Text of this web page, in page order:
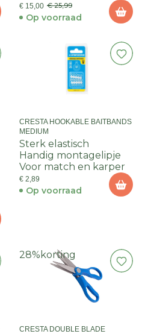
€ 15,00 € 25,99
Op voorraad
CRESTA HOOKABLE BAITBANDS
MEDIUM
Sterk elastisch
Handig montagelipje
Voor match en karper
€ 2,89
Op voorraad
28% korting
CRESTA DOUBLE BLADE